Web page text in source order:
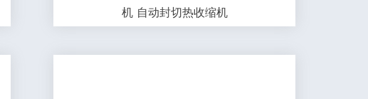
机 自动封切热收缩机